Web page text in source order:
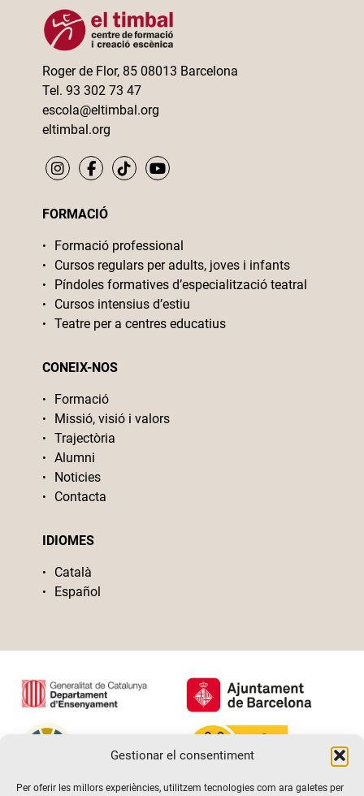
Gestionar el consentiment
Per oferir les millors experiències, utilitzem tecnologies com ara galetes per
Roger de Flor, 85 08013 Barcelona
Tel. 93 302 73 47
escola@eltimbal.org
eltimbal.org
FORMACIÓ
Formació professional
Cursos regulars per adults, joves i infants
Píndoles formatives d’especialització teatral
Cursos intensius d’estiu
Teatre per a centres educatius
CONEIX-NOS
Formació
Missió, visió i valors
Trajectòria
Alumni
Noticies
Contacta
IDIOMES
Català
Español